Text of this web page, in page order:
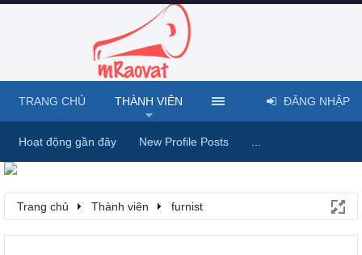
Trang chủ Thành viên furnist
TRANG CHỦ THÀNH VIÊN
Hoạt động gần đây New Profile Posts
ĐĂNG NHẬP